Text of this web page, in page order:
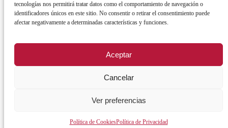
tecnologías nos permitirá tratar datos como el comportamiento de navegación o
identificadores únicos en este sitio. No consentir o retirar el consentimiento puede
afectar negativamente a determinadas características y funciones.
Aceptar
Cancelar
Ver preferencias
Política de CookiesPolítica de Privacidad
REGISTRO DE ACTIVIDADES DE TRATAMIENTO